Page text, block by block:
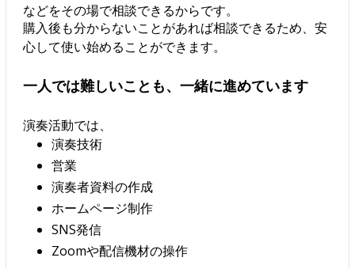
などをその場で相談できるからです。
購入後も分からないことがあれば相談できるため、安
心して使い始めることができます。
一人では難しいことも、一緒に進めています
演奏活動では、
演奏技術
営業
演奏者資料の作成
ホームページ制作
SNS発信
Zoomや配信機材の操作